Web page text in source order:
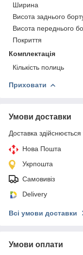
Ширина
Висота заднього
Висота переднього
Покриття
Комплектація
Кількість полиць
Приховати
Умови доставки
Доставка здійснюється
Нова Пошта
Укрпошта
Самовивіз
Delivery
Всі умови доставки
Умови оплати